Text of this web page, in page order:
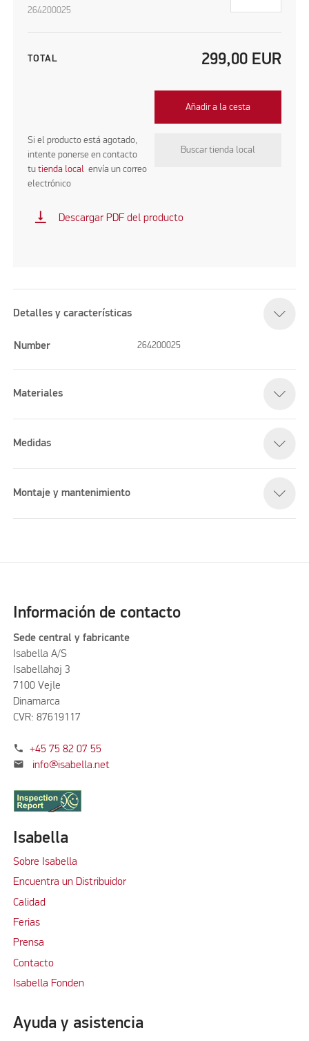
264200025
TOTAL 299,00 EUR
Añadir a la cesta
Si el producto está agotado,
intente ponerse en contacto
tutienda localenvía un correo
electrónico
Buscar tienda local
vertical_align_bottom Descargar PDF del producto
Detalles y características
Number 264200025
Materiales
Medidas
Montaje y mantenimiento
Información de contacto
Sede central y fabricante
Isabella A/S
Isabellahøj 3
7100 Vejle
Dinamarca
CVR: 87619117
phone +45 75 82 07 55
mail info@isabella.net
Isabella
Sobre Isabella
Encuentra un Distribuidor
Calidad
Ferias
Prensa
Contacto
Isabella Fonden
Ayuda y asistencia